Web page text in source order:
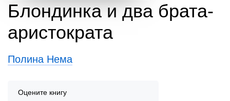
Блондинка и два брата-
аристократа
Полина Нема
Оцените книгу